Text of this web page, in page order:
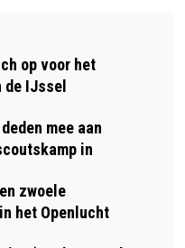
OP
MET
op voor het
IJssel
mee aan
in
zwoele
het Openlucht